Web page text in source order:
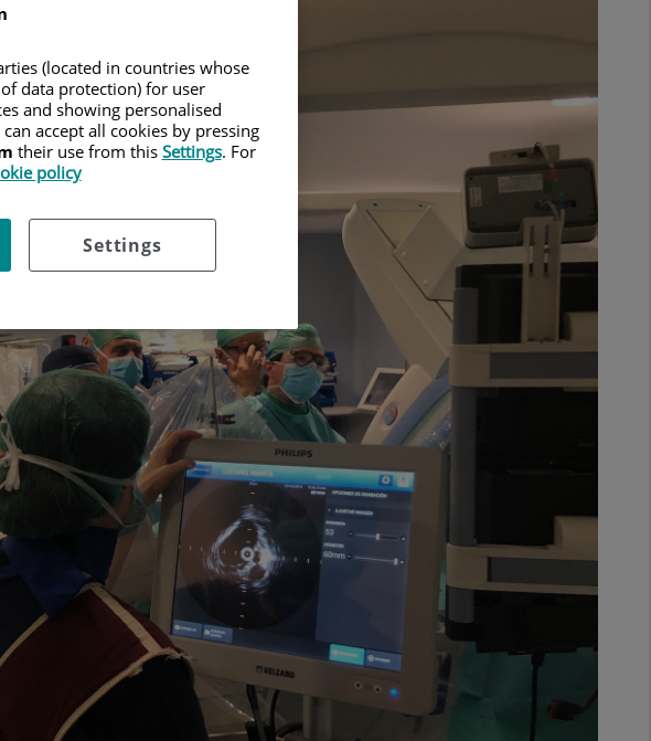
(located in countries whose
data protection) for user
and showing personalised
accept all cookies by pressing
their use from this Settings. For
policy
Settings